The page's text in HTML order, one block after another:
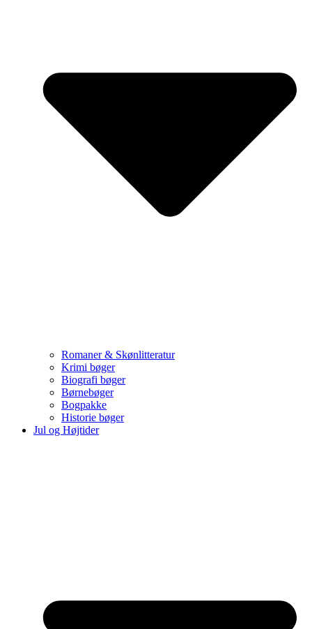
Romaner & Skønlitteratur
Krimi bøger
Biografi bøger
Børnebøger
Bogpakke
Historie bøger
Jul og Højtider